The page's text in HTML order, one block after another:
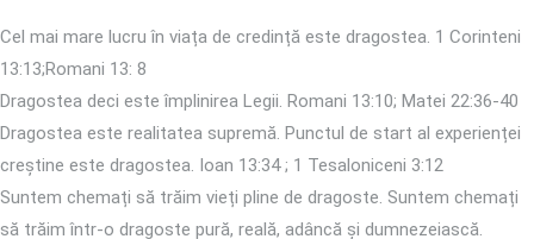
Cel mai mare lucru în viața de credință este dragostea. 1 Corinteni
13:13;Romani 13: 8
Dragostea deci este împlinirea Legii. Romani 13:10; Matei 22:36-40
Dragostea este realitatea supremă. Punctul de start al experienței
creștine este dragostea. Ioan 13:34 ; 1 Tesaloniceni 3:12
Suntem chemați să trăim vieți pline de dragoste. Suntem chemați
să trăim într-o dragoste pură, reală, adâncă și dumnezeiască.